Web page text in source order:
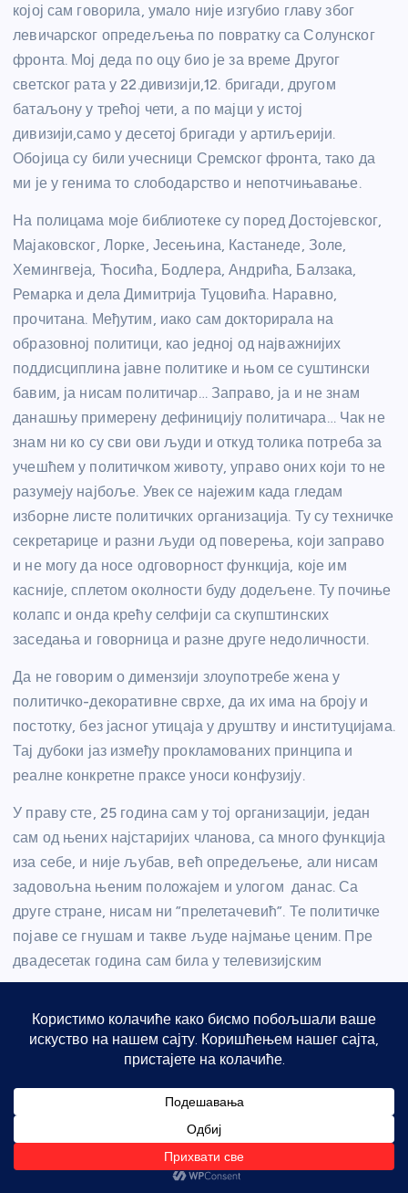
којој сам говорила, умало није изгубио главу због
левичарског опредељења по повратку са Солунског
фронта. Мој деда по оцу био је за време Другог
светског рата у 22.дивизији,12. бригади, другом
батаљону у трећој чети, а по мајци у истој
дивизији,само у десетој бригади у артиљерији.
Обојица су били учесници Сремског фронта, тако да
ми је у генима то слободарство и непотчињавање.
На полицама моје библиотеке су поред Достојевског,
Мајаковског, Лорке, Јесењина, Кастанеде, Золе,
Хемингвеја, Ћосића, Бодлера, Андрића, Балзака,
Ремарка и дела Димитрија Туцовића. Наравно,
прочитана. Међутим, иако сам докторирала на
образовној политици, као једној од најважнијих
поддисциплина јавне политике и њом се суштински
бавим, ја нисам политичар… Заправо, ја и не знам
данашњу примерену дефиницију политичара… Чак не
знам ни ко су сви ови људи и откуд толика потреба за
учешћем у политичком животу, управо оних који то не
разумеју најбоље. Увек се најежим када гледам
изборне листе политичких организација. Ту су техничке
секретарице и разни људи од поверења, који заправо
и не могу да носе одговорност функција, које им
касније, сплетом околности буду додељене. Ту почиње
колапс и онда крећу селфији са скупштинских
заседања и говорница и разне друге недоличности.
Да не говорим о димензији злоупотребе жена у
политичко-декоративне сврхе, да их има на броју и
постотку, без јасног утицаја у друштву и институцијама.
Тај дубоки јаз између прокламованих принципа и
реалне конкретне праксе уноси конфузију.
У праву сте, 25 година сам у тој организацији, један
сам од њених најстаријих чланова, са много функција
иза себе, и није љубав, већ опредељење, али нисам
задовољна њеним положајем и улогом данас. Са
друге стране, нисам ни ”прелетачевић”. Те политичке
појаве се гнушам и такве људе најмање ценим. Пре
двадесетак година сам била у телевизијским
сучељавањима са разним монархистима, а они су
данас одборници неких левичарских партија. То,
признаћете, није баш за уважавање. Видећемо. Много
је изазова пред Србијом, а са тим изазовима, хтели ми
то или не, могу се носити само суштински
интелектуалци и темељни и доследни људи
Шта даље Марија планира ?
– Признајем да нећу у потпуности своје планове